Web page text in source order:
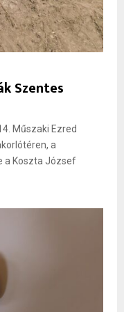
Szentes
Műszaki Ezred
a
a Koszta József